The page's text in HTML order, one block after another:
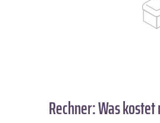
Rechner: Was